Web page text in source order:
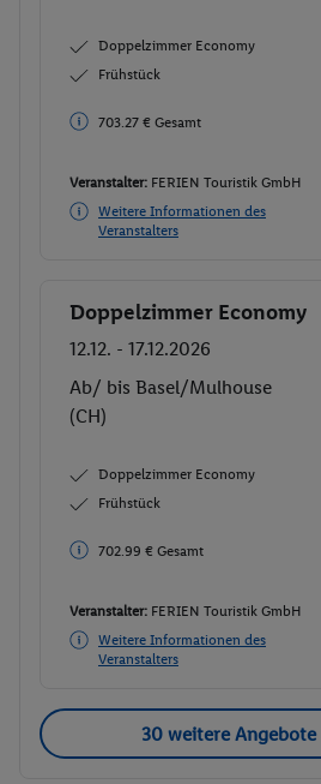
Doppelzimmer Economy
Frühstück
703.27 € Gesamt
Veranstalter: FERIEN Touristik GmbH
Weitere Informationen des
Veranstalters
Buchen
Doppelzimmer Economy
12.12. - 17.12.2026
Ab/ bis Basel/Mulhouse
(CH)
Doppelzimmer Economy
Frühstück
702.99 € Gesamt
Veranstalter: FERIEN Touristik GmbH
Weitere Informationen des
Veranstalters
30 weitere Angebote